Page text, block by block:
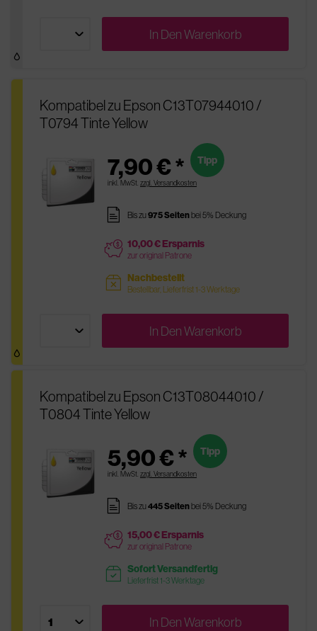
In DenWarenkorb
Kompatibel zu Epson C13T07944010 /
T0794 Tinte Yellow
7,90 € *
inkl. MwSt. zzgl. Versandkosten
Tipp
pages Bis zu975 Seitenbei 5% Deckung
price 10,00 € Ersparnis
zur original Patrone
sold Nachbestellt
Bestellbar, Lieferfrist 1-3 Werktage
In DenWarenkorb
Kompatibel zu Epson C13T08044010 /
T0804 Tinte Yellow
5,90 € *
inkl. MwSt. zzgl. Versandkosten
Tipp
pages Bis zu445 Seitenbei 5% Deckung
price 15,00 € Ersparnis
zur original Patrone
readytoship Sofort Versandfertig
Lieferfrist 1-3 Werktage
In DenWarenkorb